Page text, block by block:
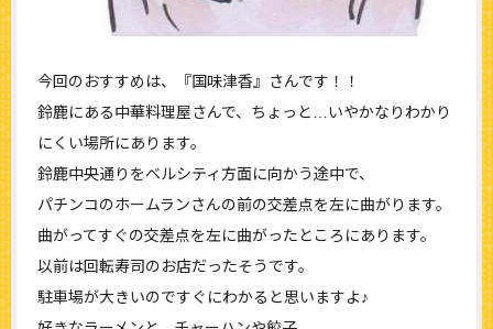
今回のおすすめは、『国味津香』さんです！！
鈴鹿にある中華料理屋さんで、ちょっと…いやかなりわかり
にくい場所にあります。
鈴鹿中央通りをベルシティ方面に向かう途中で、
パチンコのホームランさんの前の交差点を左に曲がります。
曲がってすぐの交差点を左に曲がったところにあります。
以前は回転寿司のお店だったそうです。
駐車場が大きいのですぐにわかると思いますよ♪